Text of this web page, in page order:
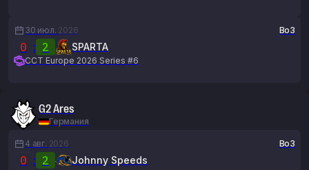
30 июл. 2026 Bo3
0 : 2 SPARTA
CCT Europe 2026 Series #6
G2 Ares
Германия
4 авг. 2026 Bo3
0 : 2 Johnny Speeds